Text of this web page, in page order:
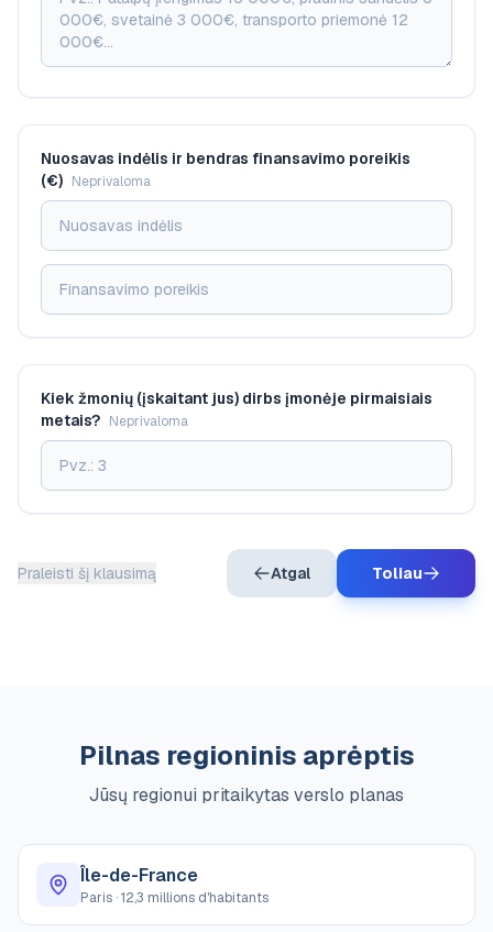
Nuosavas indėlis ir bendras finansavimo poreikis
(€) Neprivaloma
Kiek žmonių (įskaitant jus) dirbs įmonėje pirmaisiais
metais? Neprivaloma
Praleisti šį klausimą Atgal Toliau
Pilnas regioninis aprėptis
Jūsų regionui pritaikytas verslo planas
Île-de-France
Paris ·12,3 millions d'habitants